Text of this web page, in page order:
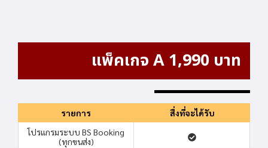
แพ็คเกจ A 1,990 บาท
รายการ
สื่งที่จะได้รับ
โปรแกรมระบบ BS Booking
(ทุกขนส่ง)